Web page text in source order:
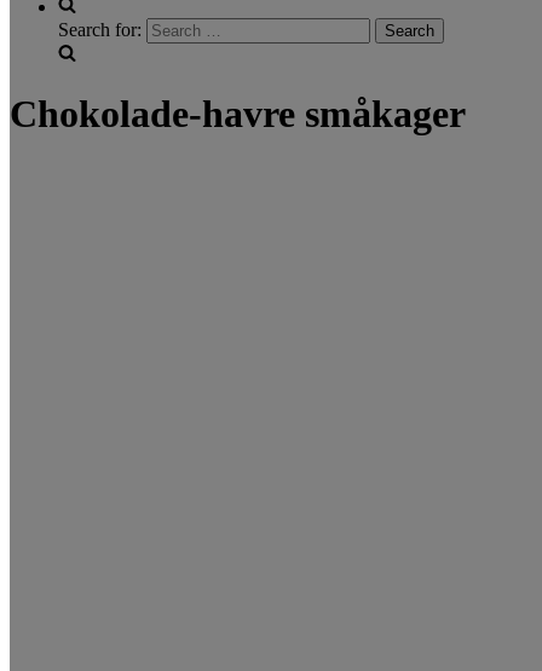
Search for:
Chokolade-havre småkager